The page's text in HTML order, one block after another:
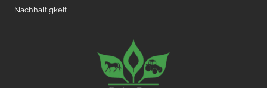
Nachhaltigkeit